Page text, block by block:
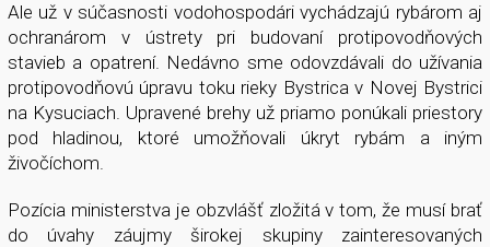
Ale už v súčasnosti vodohospodári vychádzajú rybárom aj
ochranárom v ústrety pri budovaní protipovodňových
stavieb a opatrení. Nedávno sme odovzdávali do užívania
protipovodňovú úpravu toku rieky Bystrica v Novej Bystrici
na Kysuciach. Upravené brehy už priamo ponúkali priestory
pod hladinou, ktoré umožňovali úkryt rybám a iným
živočíchom.
Pozícia ministerstva je obzvlášť zložitá v tom, že musí brať
do úvahy záujmy širokej skupiny zainteresovaných